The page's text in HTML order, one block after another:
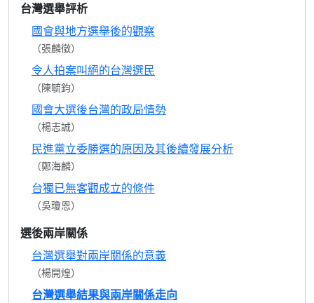
台灣選舉評析
國會與地方選舉後的觀察
（張麟徵）
令人拍案叫絕的台灣選民
（陳毓鈞）
國會大選後台灣的政局情勢
（楊志誠）
民進黨立委勝選的原因及其後續發展分析
（鄭海麟）
台獨已無客觀成立的條件
（吳瓊恩）
選後兩岸關係
台灣選舉對兩岸關係的意義
（楊開煌）
台灣選舉結果與兩岸關係走向